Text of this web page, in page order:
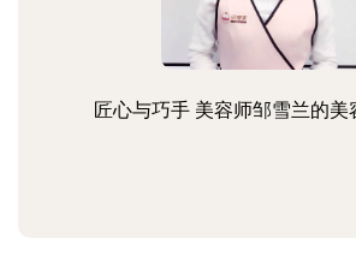
匠心与巧手 美容师邹雪兰的美